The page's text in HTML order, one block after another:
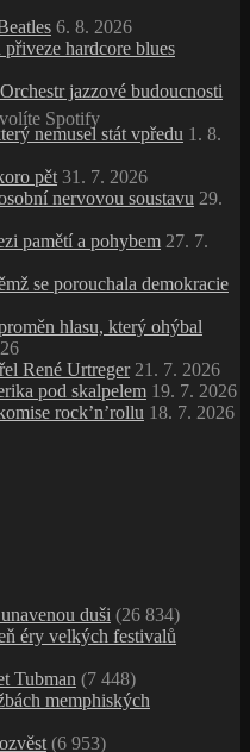
Spotify
6. 8. 2026
hardcore blues
jazzové budoucnosti
nemusel stát vpředu 1. 8.
pět 31. 7. 2026
nervovou soustavu 29.
pamětí a pohybem 27. 7.
se porouchala demokracie
hlasu, který ohýbal
René Urtreger 21. 7. 2026
pod skalpelem 19. 7. 2026
rock’n’rollu 18. 7. 2026
duši (26 834)
éry velkých festivalů
Tubman (7 448)
memphiských
(6 953)